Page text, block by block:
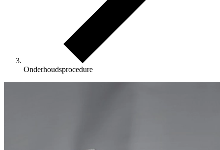
Onderhoudsprocedure